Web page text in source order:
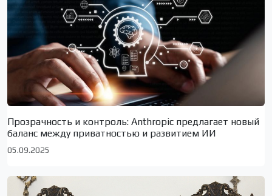
Прозрачность и контроль: Anthropic предлагает новый
баланс между приватностью и развитием ИИ
05.09.2025